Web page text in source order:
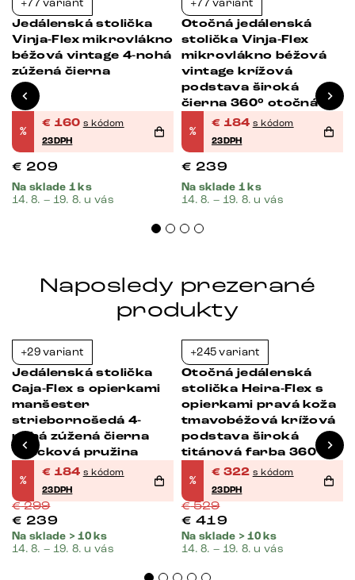
+77 variant
Jedálenská stolička
Vinja-Flex mikrovlákno
béžová vintage 4-nohá
zúžená čierna
%
€ 160 s kódom
23DPH
€ 209
Na sklade 1 ks
14. 8. – 19. 8. u vás
+77 variant
Otočná jedálenská
stolička Vinja-Flex
mikrovlákno béžová
vintage krížová
podstava široká
čierna 360° otočná s
hojdacou funkciou
%
€ 184 s kódom
23DPH
€ 239
Na sklade 1 ks
14. 8. – 19. 8. u vás
Naposledy prezerané
produkty
+29 variant
Jedálenská stolička
Caja-Flex s opierkami
manšester
striebornošedá 4-
nohá zúžená čierna
vrecková pružina
%
€ 184 s kódom
23DPH
€299
€ 239
Na sklade > 10 ks
14. 8. – 19. 8. u vás
+245 variant
Otočná jedálenská
stolička Heira-Flex s
opierkami pravá koža
tmavobéžová krížová
podstava široká
titánová farba 360°
otočná vrecková
pružina
%
€ 322 s kódom
23DPH
€529
€ 419
Na sklade > 10 ks
14. 8. – 19. 8. u vás